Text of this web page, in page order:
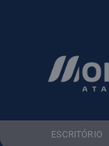
ESCRITÓRIO